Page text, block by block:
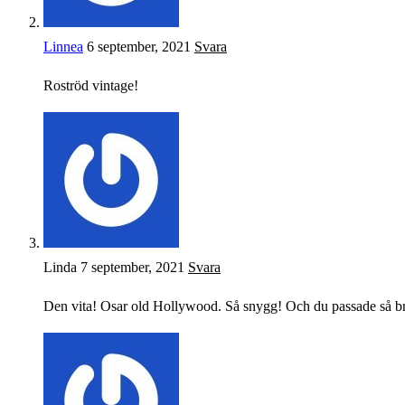
Linnea 6 september, 2021 Svara
Roströd vintage!
Linda 7 september, 2021 Svara
Den vita! Osar old Hollywood. Så snygg! Och du passade så